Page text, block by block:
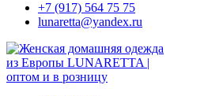
+7 (917) 564 75 75
lunaretta@yandex.ru